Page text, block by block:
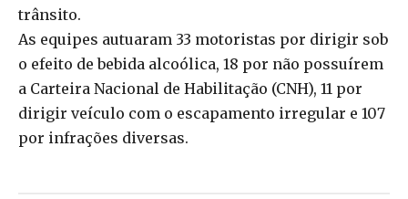
trânsito.
As equipes autuaram 33 motoristas por dirigir sob
o efeito de bebida alcoólica, 18 por não possuírem
a Carteira Nacional de Habilitação (CNH), 11 por
dirigir veículo com o escapamento irregular e 107
por infrações diversas.